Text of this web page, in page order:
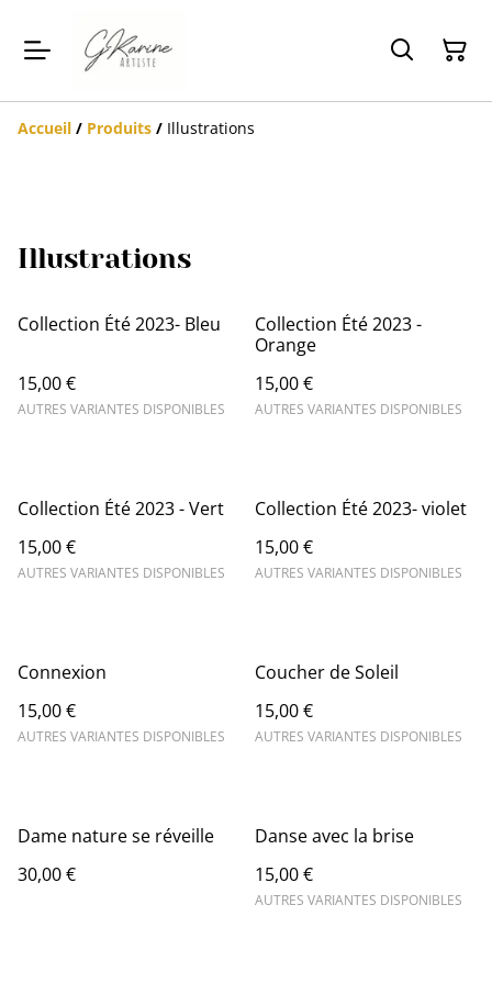
Accueil / Produits / Illustrations
Illustrations
Collection Été 2023- Bleu
15,00 €
AUTRES VARIANTES DISPONIBLES
Collection Été 2023 -
Orange
15,00 €
AUTRES VARIANTES DISPONIBLES
Collection Été 2023 - Vert
15,00 €
AUTRES VARIANTES DISPONIBLES
Collection Été 2023- violet
15,00 €
AUTRES VARIANTES DISPONIBLES
Connexion
15,00 €
AUTRES VARIANTES DISPONIBLES
Coucher de Soleil
15,00 €
AUTRES VARIANTES DISPONIBLES
Dame nature se réveille
30,00 €
Danse avec la brise
15,00 €
AUTRES VARIANTES DISPONIBLES